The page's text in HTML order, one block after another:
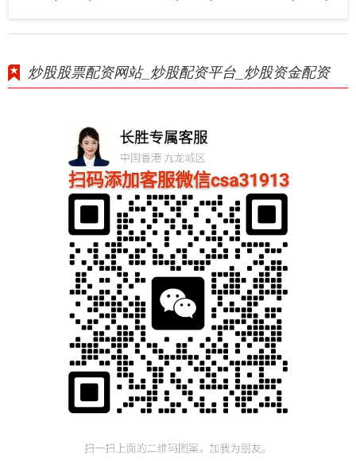
炒股股票配资网站_炒股配资平台_炒股资金配资